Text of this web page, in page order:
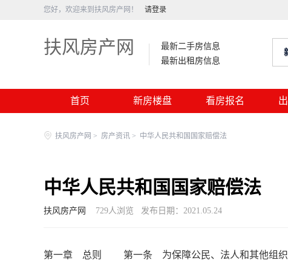
您好，欢迎来到扶风房产网！ 请登录
扶风房产网
最新二手房信息
最新出租房信息
首页 新房楼盘 看房报名
扶风房产网 > 房产资讯 > 中华人民共和国国家赔偿法
中华人民共和国国家赔偿法
扶风房产网 729人浏览 发布日期：2021.05.24
第一章 总则 第一条 为保障公民、法人和其他组织